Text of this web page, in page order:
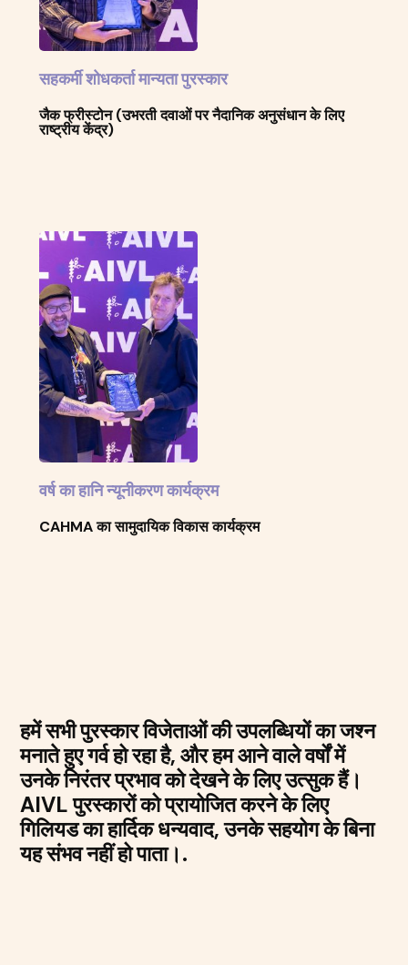
सहकर्मी शोधकर्ता मान्यता पुरस्कार
जैक फ्रीस्टोन (उभरती दवाओं पर नैदानिक अनुसंधान के लिए
राष्ट्रीय केंद्र)
वर्ष का हानि न्यूनीकरण कार्यक्रम
CAHMA का सामुदायिक विकास कार्यक्रम
हमें सभी पुरस्कार विजेताओं की उपलब्धियों का जश्न
मनाते हुए गर्व हो रहा है, और हम आने वाले वर्षों में
उनके निरंतर प्रभाव को देखने के लिए उत्सुक हैं।
AIVL पुरस्कारों को प्रायोजित करने के लिए
गिलियड का हार्दिक धन्यवाद, उनके सहयोग के बिना
यह संभव नहीं हो पाता।.